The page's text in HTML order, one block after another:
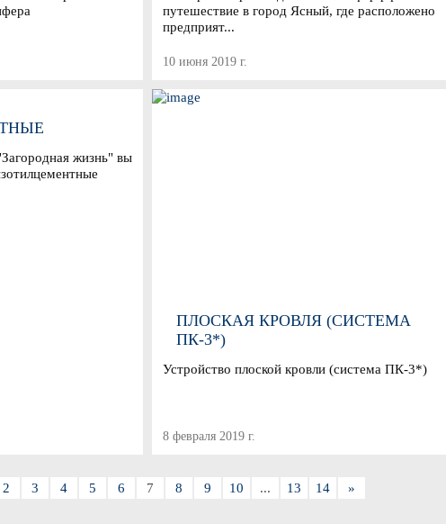
путешествие в город Ясный, где расположено
предприят...
10 июня 2019 г.
жизнь" вы
ПЛОСКАЯ КРОВЛЯ (СИСТЕМА
ПК-3*)
Устройство плоской кровли (система ПК-3*)
8 февраля 2019 г.
2 3 4 5 6 7 8 9 10 ... 13 14 »